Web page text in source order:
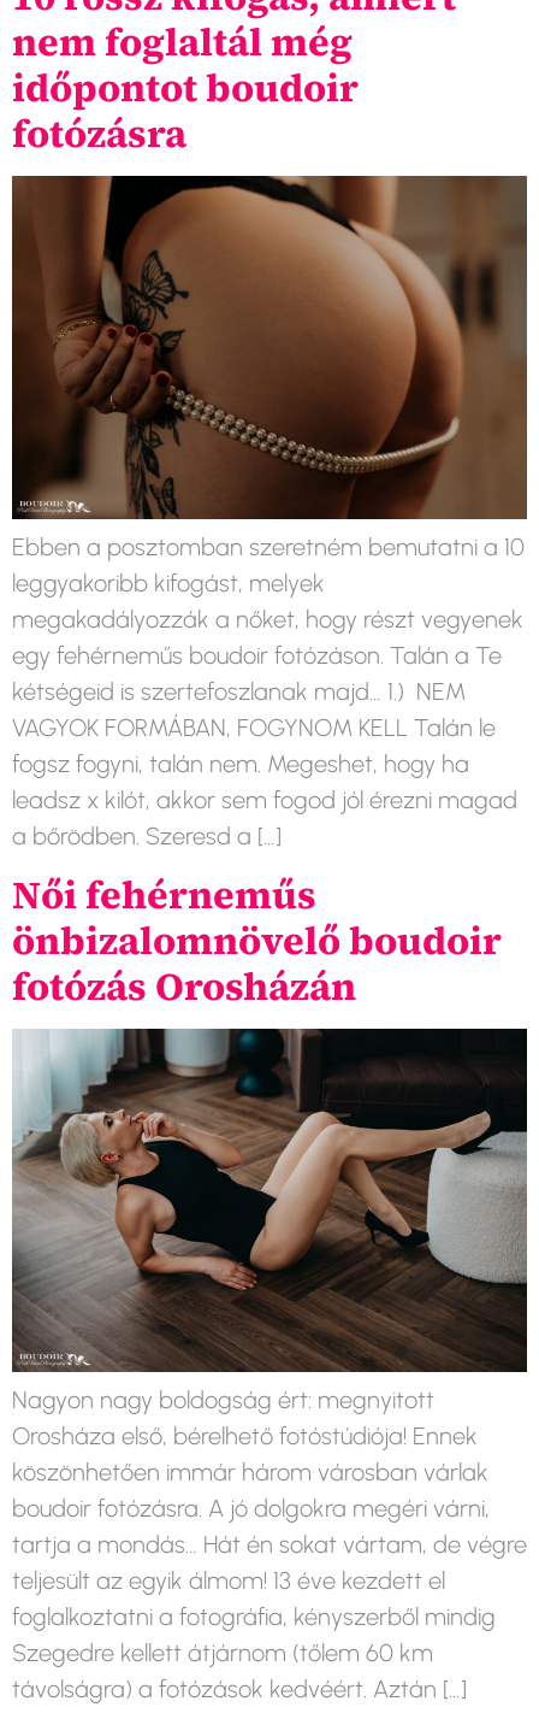
nem foglaltál még
időpontot boudoir
fotózásra
Ebben a posztomban szeretném bemutatni a 10
leggyakoribb kifogást, melyek
megakadályozzák a nőket, hogy részt vegyenek
egy fehérneműs boudoir fotózáson. Talán a Te
kétségeid is szertefoszlanak majd… 1.) NEM
VAGYOK FORMÁBAN, FOGYNOM KELL Talán le
fogsz fogyni, talán nem. Megeshet, hogy ha
leadsz x kilót, akkor sem fogod jól érezni magad
a bőrödben. Szeresd a […]
Női fehérneműs
önbizalomnövelő boudoir
fotózás Orosházán
Nagyon nagy boldogság ért: megnyitott
Orosháza első, bérelhető fotóstúdiója! Ennek
köszönhetően immár három városban várlak
boudoir fotózásra. A jó dolgokra megéri várni,
tartja a mondás… Hát én sokat vártam, de végre
teljesült az egyik álmom! 13 éve kezdett el
foglalkoztatni a fotográfia, kényszerből mindig
Szegedre kellett átjárnom (tőlem 60 km
távolságra) a fotózások kedvéért. Aztán […]